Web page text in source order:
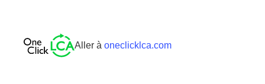
Aller à oneclicklca.com